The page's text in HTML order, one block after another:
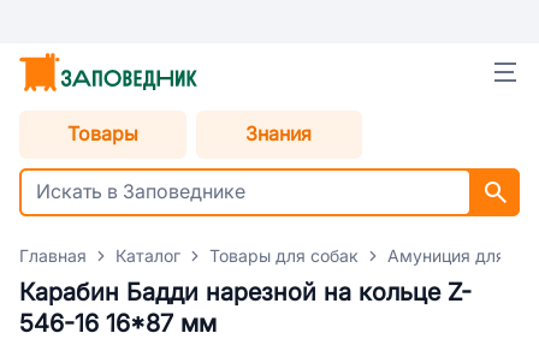
Товары Знания
Главная Каталог Товары для собак Амуниция для
Карабин Бадди нарезной на кольце Z-
546-16 16*87 мм